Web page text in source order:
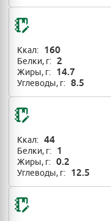
Ккал: 160
Белки, г: 2
Жиры, г: 14.7
Углеводы, г: 8.5
Ккал: 44
Белки, г: 1
Жиры, г: 0.2
Углеводы, г: 12.5